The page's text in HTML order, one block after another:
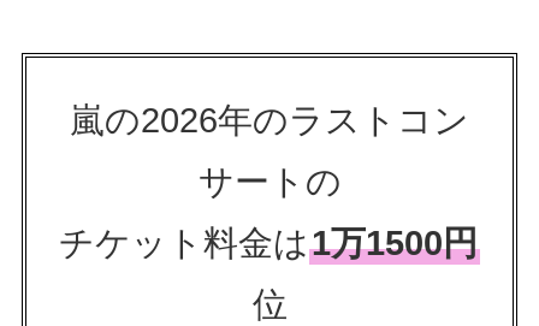
嵐の2026年のラストコン
サートの
チケット料金は1万1500円
位